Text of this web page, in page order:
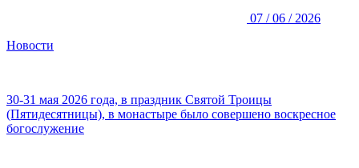
07 / 06 / 2026
Новости
30-31 мая 2026 года, в праздник Святой Троицы
(Пятидесятницы), в монастыре было совершено воскресное
богослужение